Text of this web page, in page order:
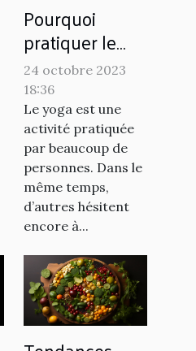
Pourquoi
pratiquer le
yoga ?
24 octobre 2023
18:36
Le yoga est une
activité pratiquée
par beaucoup de
personnes. Dans le
même temps,
d’autres hésitent
encore à...